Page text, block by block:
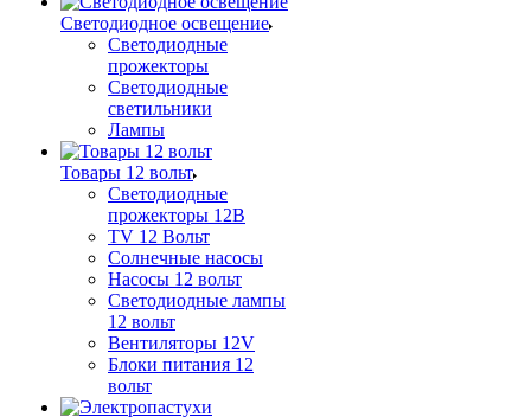
Светодиодное освещение
Светодиодные
прожекторы
Светодиодные
светильники
Лампы
Товары 12 вольт
Светодиодные
прожекторы 12В
TV 12 Вольт
Солнечные насосы
Насосы 12 вольт
Светодиодные лампы
12 вольт
Вентиляторы 12V
Блоки питания 12
вольт